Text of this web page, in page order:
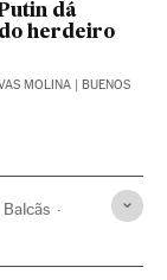
dá
herdeiro
MOLINA | BUENOS
Balcãs